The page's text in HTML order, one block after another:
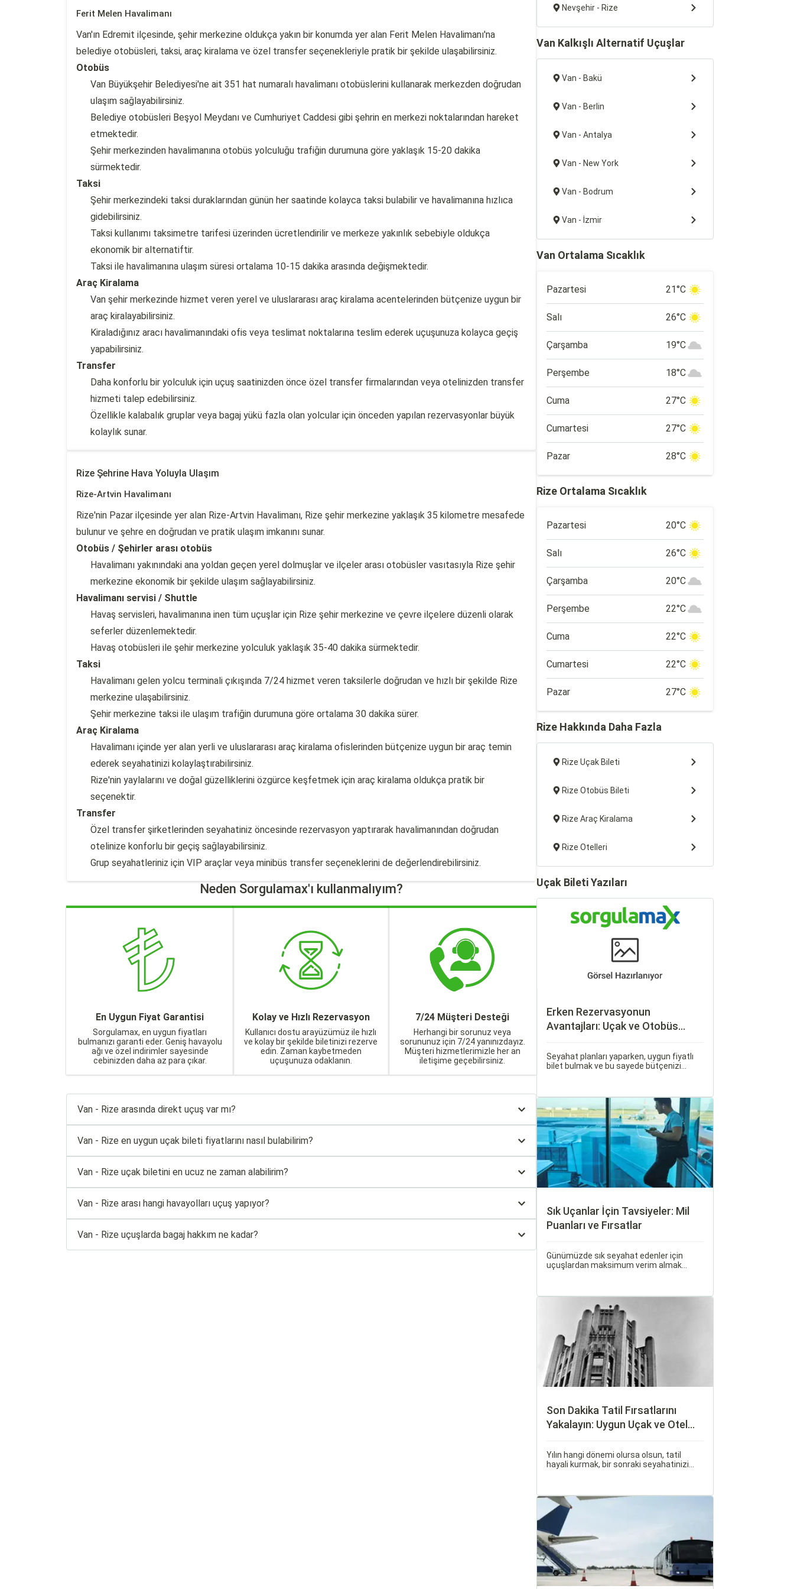
Ferit Melen Havalimanı
Van'ın Edremit ilçesinde, şehir merkezine oldukça yakın bir konumda yer alan Ferit Melen Havalimanı'na
belediye otobüsleri, taksi, araç kiralama ve özel transfer seçenekleriyle pratik bir şekilde ulaşabilirsiniz.
Otobüs
Van Büyükşehir Belediyesi'ne ait 351 hat numaralı havalimanı otobüslerini kullanarak merkezden doğrudan
ulaşım sağlayabilirsiniz.
Belediye otobüsleri Beşyol Meydanı ve Cumhuriyet Caddesi gibi şehrin en merkezi noktalarından hareket
etmektedir.
Şehir merkezinden havalimanına otobüs yolculuğu trafiğin durumuna göre yaklaşık 15-20 dakika
sürmektedir.
Taksi
Şehir merkezindeki taksi duraklarından günün her saatinde kolayca taksi bulabilir ve havalimanına hızlıca
gidebilirsiniz.
Taksi kullanımı taksimetre tarifesi üzerinden ücretlendirilir ve merkeze yakınlık sebebiyle oldukça
ekonomik bir alternatiftir.
Taksi ile havalimanına ulaşım süresi ortalama 10-15 dakika arasında değişmektedir.
Araç Kiralama
Van şehir merkezinde hizmet veren yerel ve uluslararası araç kiralama acentelerinden bütçenize uygun bir
araç kiralayabilirsiniz.
Kiraladığınız aracı havalimanındaki ofis veya teslimat noktalarına teslim ederek uçuşunuza kolayca geçiş
yapabilirsiniz.
Transfer
Daha konforlu bir yolculuk için uçuş saatinizden önce özel transfer firmalarından veya otelinizden transfer
hizmeti talep edebilirsiniz.
Özellikle kalabalık gruplar veya bagaj yükü fazla olan yolcular için önceden yapılan rezervasyonlar büyük
kolaylık sunar.
Rize Şehrine Hava Yoluyla Ulaşım
Rize-Artvin Havalimanı
Rize'nin Pazar ilçesinde yer alan Rize-Artvin Havalimanı, Rize şehir merkezine yaklaşık 35 kilometre mesafede
bulunur ve şehre en doğrudan ve pratik ulaşım imkanını sunar.
Otobüs / Şehirler arası otobüs
Havalimanı yakınındaki ana yoldan geçen yerel dolmuşlar ve ilçeler arası otobüsler vasıtasıyla Rize şehir
merkezine ekonomik bir şekilde ulaşım sağlayabilirsiniz.
Havalimanı servisi / Shuttle
Havaş servisleri, havalimanına inen tüm uçuşlar için Rize şehir merkezine ve çevre ilçelere düzenli olarak
seferler düzenlemektedir.
Havaş otobüsleri ile şehir merkezine yolculuk yaklaşık 35-40 dakika sürmektedir.
Taksi
Havalimanı gelen yolcu terminali çıkışında 7/24 hizmet veren taksilerle doğrudan ve hızlı bir şekilde Rize
merkezine ulaşabilirsiniz.
Şehir merkezine taksi ile ulaşım trafiğin durumuna göre ortalama 30 dakika sürer.
Araç Kiralama
Havalimanı içinde yer alan yerli ve uluslararası araç kiralama ofislerinden bütçenize uygun bir araç temin
ederek seyahatinizi kolaylaştırabilirsiniz.
Rize'nin yaylalarını ve doğal güzelliklerini özgürce keşfetmek için araç kiralama oldukça pratik bir
seçenektir.
Transfer
Özel transfer şirketlerinden seyahatiniz öncesinde rezervasyon yaptırarak havalimanından doğrudan
otelinize konforlu bir geçiş sağlayabilirsiniz.
Grup seyahatleriniz için VIP araçlar veya minibüs transfer seçeneklerini de değerlendirebilirsiniz.
Neden Sorgulamax'ı kullanmalıyım?
En Uygun Fiyat Garantisi
Sorgulamax, en uygun fiyatları
bulmanızı garanti eder. Geniş havayolu
ağı ve özel indirimler sayesinde
cebinizden daha az para çıkar.
Kolay ve Hızlı Rezervasyon
Kullanıcı dostu arayüzümüz ile hızlı
ve kolay bir şekilde biletinizi rezerve
edin. Zaman kaybetmeden
uçuşunuza odaklanın.
7/24 Müşteri Desteği
Herhangi bir sorunuz veya
sorununuz için 7/24 yanınızdayız.
Müşteri hizmetlerimizle her an
iletişime geçebilirsiniz.
Van - Rize arasında direkt uçuş var mı?
Van - Rize en uygun uçak bileti fiyatlarını nasıl bulabilirim?
Van - Rize uçak biletini en ucuz ne zaman alabilirim?
Van - Rize arası hangi havayolları uçuş yapıyor?
Van - Rize uçuşlarda bagaj hakkım ne kadar?
Nevşehir - Rize
Van Kalkışlı Alternatif Uçuşlar
Van - Bakü
Van - Berlin
Van - Antalya
Van - New York
Van - Bodrum
Van - İzmir
Van Ortalama Sıcaklık
Pazartesi 21°C
Salı 26°C
Çarşamba 19°C
Perşembe 18°C
Cuma 27°C
Cumartesi 27°C
Pazar 28°C
Rize Ortalama Sıcaklık
Pazartesi 20°C
Salı 26°C
Çarşamba 20°C
Perşembe 22°C
Cuma 22°C
Cumartesi 22°C
Pazar 27°C
Rize Hakkında Daha Fazla
Rize Uçak Bileti
Rize Otobüs Bileti
Rize Araç Kiralama
Rize Otelleri
Uçak Bileti Yazıları
Erken Rezervasyonun
Avantajları: Uçak ve Otobüs
Seyahat planları yaparken, uygun fiyatlı
bilet bulmak ve bu sayede bütçenizi
aynı zamanda daha kaliteli bir seyahat
deneyimi yaşamanızı sağlar.
Sık Uçanlar İçin Tavsiyeler: Mil
Puanları ve Fırsatlar
Günümüzde sık seyahat edenler için
uçuşlardan maksimum verim almak
Son Dakika Tatil Fırsatlarını
Yakalayın: Uygun Uçak ve Otel
Yılın hangi dönemi olursa olsun, tatil
hayali kurmak, bir sonraki seyahatinizi
olabilir.